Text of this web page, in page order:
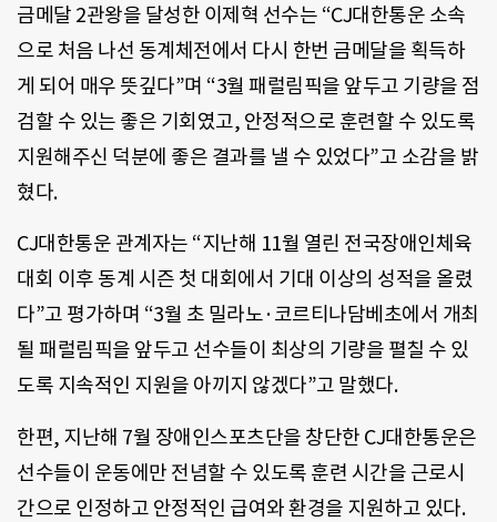
금메달 2관왕을 달성한 이제혁 선수는 “CJ대한통운 소속
으로 처음 나선 동계체전에서 다시 한번 금메달을 획득하
게 되어 매우 뜻깊다”며 “3월 패럴림픽을 앞두고 기량을 점
검할 수 있는 좋은 기회였고, 안정적으로 훈련할 수 있도록
지원해주신 덕분에 좋은 결과를 낼 수 있었다”고 소감을 밝
혔다.
CJ대한통운 관계자는 “지난해 11월 열린 전국장애인체육
대회 이후 동계 시즌 첫 대회에서 기대 이상의 성적을 올렸
다”고 평가하며 “3월 초 밀라노·코르티나담베초에서 개최
될 패럴림픽을 앞두고 선수들이 최상의 기량을 펼칠 수 있
도록 지속적인 지원을 아끼지 않겠다”고 말했다.
한편, 지난해 7월 장애인스포츠단을 창단한 CJ대한통운은
선수들이 운동에만 전념할 수 있도록 훈련 시간을 근로시
간으로 인정하고 안정적인 급여와 환경을 지원하고 있다.